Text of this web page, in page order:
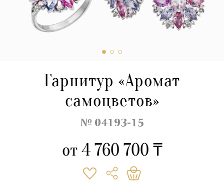
Гарнитур «Аромат
самоцветов»
№ 04193-15
от 4 760 700 ₸